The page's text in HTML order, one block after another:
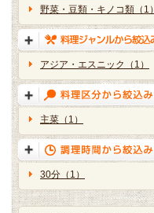
野菜・豆類・キノコ類（1）
アジア・エスニック（1）
主菜（1）
30分（1）